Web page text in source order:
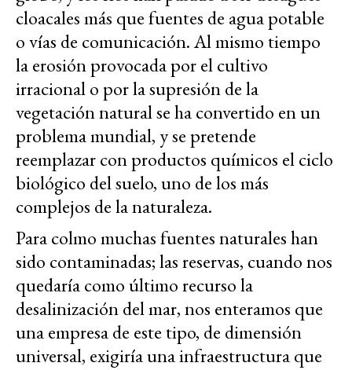
cloacales más que fuentes de agua potable
o vías de comunicación. Al mismo tiempo
la erosión provocada por el cultivo
irracional o por la supresión de la
vegetación natural se ha convertido en un
problema mundial, y se pretende
reemplazar con productos químicos el ciclo
biológico del suelo, uno de los más
complejos de la naturaleza.
Para colmo muchas fuentes naturales han
sido contaminadas; las reservas, cuando nos
quedaría como último recurso la
desalinización del mar, nos enteramos que
una empresa de este tipo, de dimensión
universal, exigiría una infraestructura que